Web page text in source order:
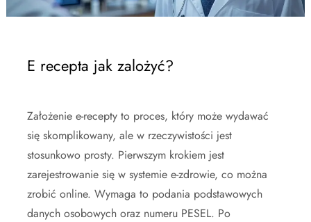
E recepta jak zalożyć?
Założenie e-recepty to proces, który może wydawać
się skomplikowany, ale w rzeczywistości jest
stosunkowo prosty. Pierwszym krokiem jest
zarejestrowanie się w systemie e-zdrowie, co można
zrobić online. Wymaga to podania podstawowych
danych osobowych oraz numeru PESEL. Po